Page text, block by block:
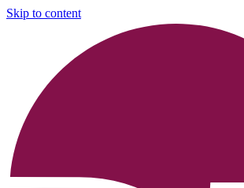
Skip to content